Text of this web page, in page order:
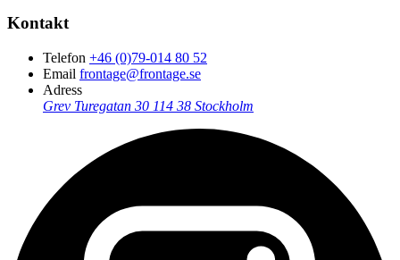
Kontakt
Telefon +46 (0)79-014 80 52
Email frontage@frontage.se
Adress
Grev Turegatan 30 114 38 Stockholm